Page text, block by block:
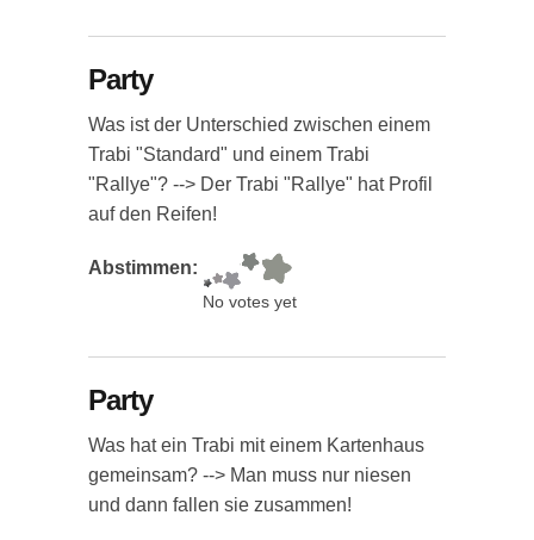
Party
Was ist der Unterschied zwischen einem
Trabi "Standard" und einem Trabi
"Rallye"? --> Der Trabi "Rallye" hat Profil
auf den Reifen!
Abstimmen:
No votes yet
Party
Was hat ein Trabi mit einem Kartenhaus
gemeinsam? --> Man muss nur niesen
und dann fallen sie zusammen!